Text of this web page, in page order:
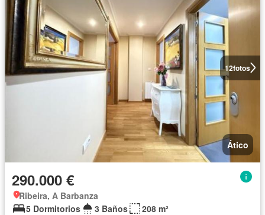
12fotos
Ático
290.000 €
Ribeira, A Barbanza
5 Dormitorios
3 Baños
208 m²